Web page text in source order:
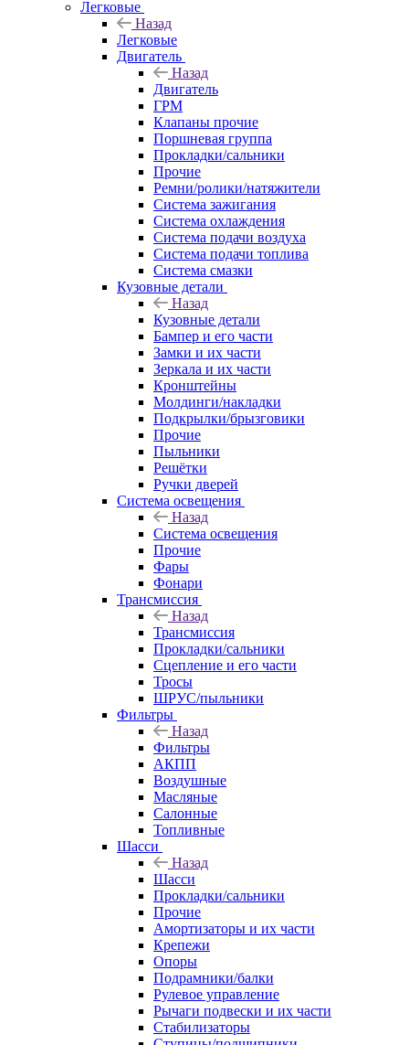
Легковые
Назад
Легковые
Двигатель
Назад
Двигатель
ГРМ
Клапаны прочие
Поршневая группа
Прокладки/сальники
Прочие
Ремни/ролики/натяжители
Система зажигания
Система охлаждения
Система подачи воздуха
Система подачи топлива
Система смазки
Кузовные детали
Назад
Кузовные детали
Бампер и его части
Замки и их части
Зеркала и их части
Кронштейны
Молдинги/накладки
Подкрылки/брызговики
Прочие
Пыльники
Решётки
Ручки дверей
Система освещения
Назад
Система освещения
Прочие
Фары
Фонари
Трансмиссия
Назад
Трансмиссия
Прокладки/сальники
Сцепление и его части
Тросы
ШРУС/пыльники
Фильтры
Назад
Фильтры
АКПП
Воздушные
Масляные
Салонные
Топливные
Шасси
Назад
Шасси
Прокладки/сальники
Прочие
Амортизаторы и их части
Крепежи
Опоры
Подрамники/балки
Рулевое управление
Рычаги подвески и их части
Стабилизаторы